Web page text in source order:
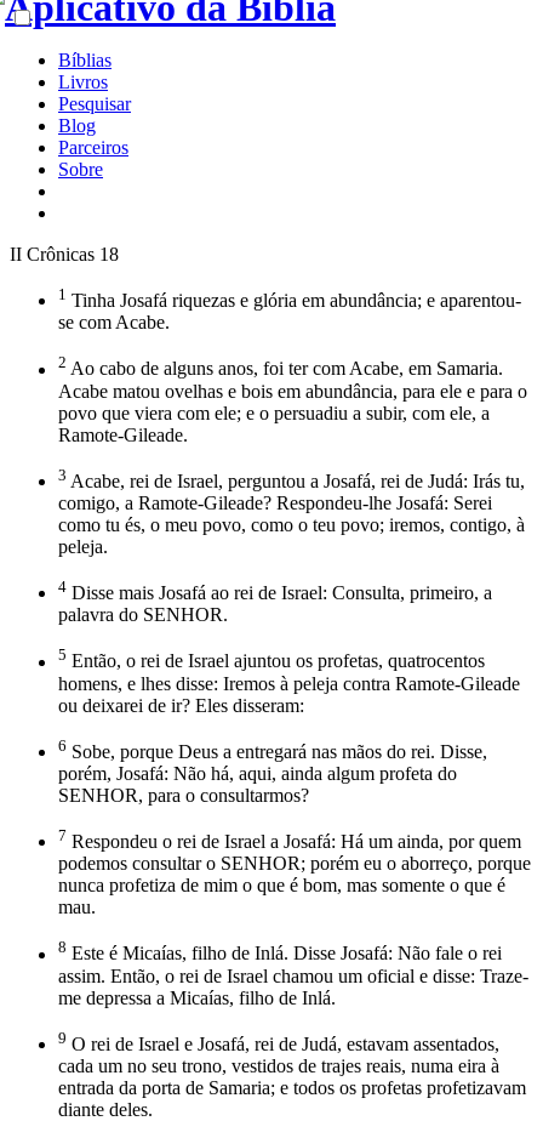
Bíblias
Livros
Pesquisar
Blog
Parceiros
Sobre
II Crônicas 18
1 Tinha Josafá riquezas e glória em abundância; e aparentou-
se com Acabe.
2 Ao cabo de alguns anos, foi ter com Acabe, em Samaria.
Acabe matou ovelhas e bois em abundância, para ele e para o
povo que viera com ele; e o persuadiu a subir, com ele, a
Ramote-Gileade.
3 Acabe, rei de Israel, perguntou a Josafá, rei de Judá: Irás tu,
comigo, a Ramote-Gileade? Respondeu-lhe Josafá: Serei
como tu és, o meu povo, como o teu povo; iremos, contigo, à
peleja.
4 Disse mais Josafá ao rei de Israel: Consulta, primeiro, a
palavra do SENHOR.
5 Então, o rei de Israel ajuntou os profetas, quatrocentos
homens, e lhes disse: Iremos à peleja contra Ramote-Gileade
ou deixarei de ir? Eles disseram:
6 Sobe, porque Deus a entregará nas mãos do rei. Disse,
porém, Josafá: Não há, aqui, ainda algum profeta do
SENHOR, para o consultarmos?
7 Respondeu o rei de Israel a Josafá: Há um ainda, por quem
podemos consultar o SENHOR; porém eu o aborreço, porque
nunca profetiza de mim o que é bom, mas somente o que é
mau.
8 Este é Micaías, filho de Inlá. Disse Josafá: Não fale o rei
assim. Então, o rei de Israel chamou um oficial e disse: Traze-
me depressa a Micaías, filho de Inlá.
9 O rei de Israel e Josafá, rei de Judá, estavam assentados,
cada um no seu trono, vestidos de trajes reais, numa eira à
entrada da porta de Samaria; e todos os profetas profetizavam
diante deles.